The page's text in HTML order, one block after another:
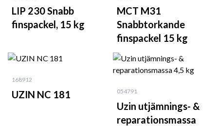
LIP 230 Snabb
finspackel, 15 kg
MCT M31
Snabbtorkande
finspackel 15 kg
168912
UZIN NC 181 054791
Uzin utjämnings- &
reparationsmassa